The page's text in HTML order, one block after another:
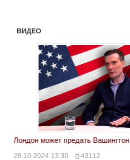
ВИДЕО
Лондон может предать Вашингтон
28.10.2024 13:30 43112